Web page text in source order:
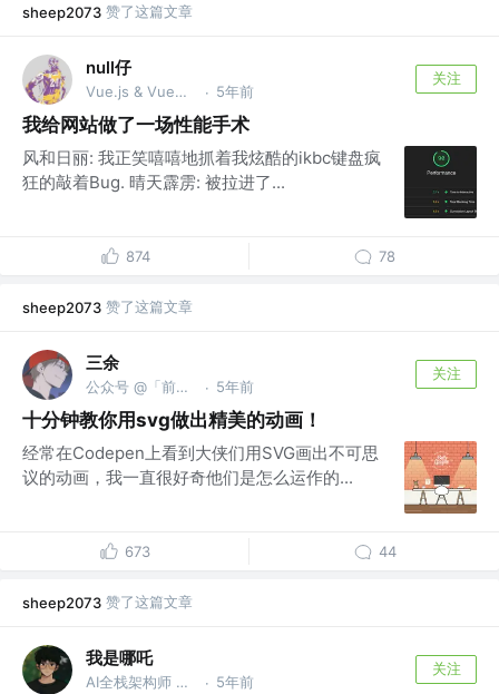
sheep2073 赞了这篇文章
null仔
Vue.js & VueUse团队成员、开源爱好者 · 5年前
关注
我给网站做了一场性能手术
风和日丽: 我正笑嘻嘻地抓着我炫酷的ikbc键盘疯
狂的敲着Bug. 晴天霹雳: 被拉进了...
874 78
sheep2073 赞了这篇文章
三余
公众号 @「前端进阶之路」 · 5年前
关注
十分钟教你用svg做出精美的动画！
经常在Codepen上看到大侠们用SVG画出不可思
议的动画，我一直很好奇他们是怎么运作的...
673 44
sheep2073 赞了这篇文章
我是哪吒
AI全栈架构师 @微服务分布式系统架构 · 5年前
关注